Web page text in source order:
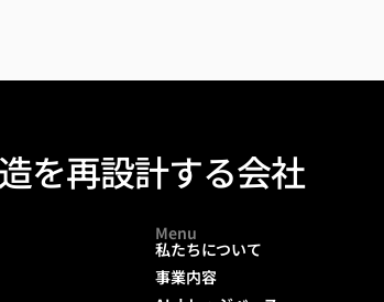
を再設計する会社
Menu
私たちについて
事業内容